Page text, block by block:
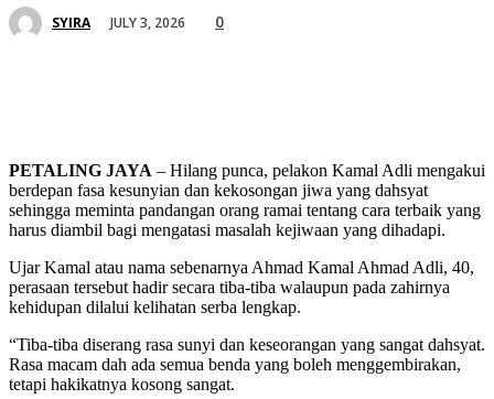
SYIRA JULY 3, 2026 0
PETALING JAYA – Hilang punca, pelakon Kamal Adli mengakui
berdepan fasa kesunyian dan kekosongan jiwa yang dahsyat
sehingga meminta pandangan orang ramai tentang cara terbaik yang
harus diambil bagi mengatasi masalah kejiwaan yang dihadapi.
Ujar Kamal atau nama sebenarnya Ahmad Kamal Ahmad Adli, 40,
perasaan tersebut hadir secara tiba-tiba walaupun pada zahirnya
kehidupan dilalui kelihatan serba lengkap.
“Tiba-tiba diserang rasa sunyi dan keseorangan yang sangat dahsyat.
Rasa macam dah ada semua benda yang boleh menggembirakan,
tetapi hakikatnya kosong sangat.